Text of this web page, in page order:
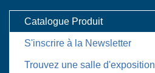
Catalogue Produit
S'inscrire à la Newsletter
Trouvez une salle d'exposition